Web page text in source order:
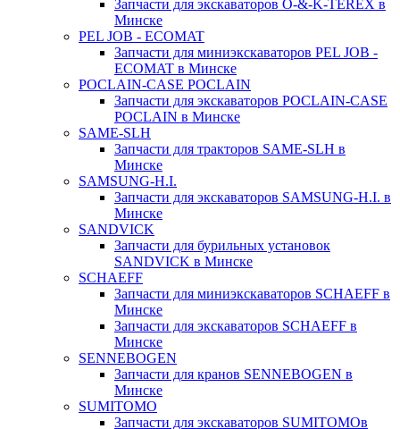
Запчасти для экскаваторов O-&-K-TEREX в
Минске
PEL JOB - ECOMAT
Запчасти для миниэкскаваторов PEL JOB -
ECOMAT в Минске
POCLAIN-CASE POCLAIN
Запчасти для экскаваторов POCLAIN-CASE
POCLAIN в Минске
SAME-SLH
Запчасти для тракторов SAME-SLH в
Минске
SAMSUNG-H.I.
Запчасти для экскаваторов SAMSUNG-H.I. в
Минске
SANDVICK
Запчасти для бурильных установок
SANDVICK в Минске
SCHAEFF
Запчасти для миниэкскаваторов SCHAEFF в
Минске
Запчасти для экскаваторов SCHAEFF в
Минске
SENNEBOGEN
Запчасти для кранов SENNEBOGEN в
Минске
SUMITOMO
Запчасти для экскаваторов SUMITOMOв